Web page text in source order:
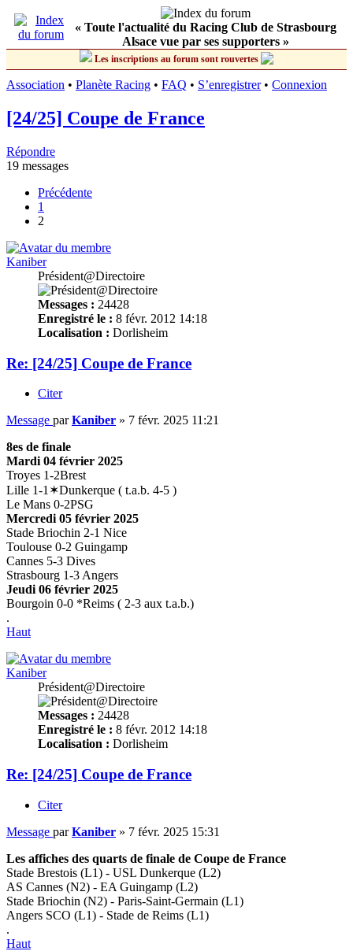
« Toute l'actualité du Racing Club de Strasbourg
Alsace vue par ses supporters »
Les inscriptions au forum sont rouvertes
Association • Planète Racing • FAQ • S’enregistrer• Connexion
[24/25] Coupe de France
Répondre
19 messages
Précédente
1
2
Kaniber
Président@Directoire
Messages : 24428
Enregistré le : 8 févr. 2012 14:18
Localisation : Dorlisheim
Re: [24/25] Coupe de France
Citer
Message parKaniber » 7 févr. 2025 11:21
8es de finale
Mardi 04 février 2025
Troyes 1-2Brest
Lille 1-1✶Dunkerque ( t.a.b. 4-5 )
Le Mans 0-2PSG
Mercredi 05 février 2025
Stade Briochin 2-1 Nice
Toulouse 0-2 Guingamp
Cannes 5-3 Dives
Strasbourg 1-3 Angers
Jeudi 06 février 2025
Bourgoin 0-0 *Reims ( 2-3 aux t.a.b.)
.
Haut
Kaniber
Président@Directoire
Messages : 24428
Enregistré le : 8 févr. 2012 14:18
Localisation : Dorlisheim
Re: [24/25] Coupe de France
Citer
Message parKaniber » 7 févr. 2025 15:31
Les affiches des quarts de finale de Coupe de France
Stade Brestois (L1) - USL Dunkerque (L2)
AS Cannes (N2) - EA Guingamp (L2)
Stade Briochin (N2) - Paris-Saint-Germain (L1)
Angers SCO (L1) - Stade de Reims (L1)
.
Haut